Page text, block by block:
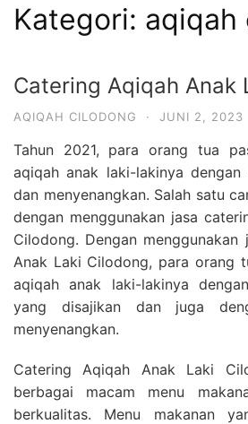
Kategori: aqiqah
Catering Aqiqah Anak
AQIQAH CILODONG · JUNI 2, 2023
Tahun 2021, para orang tua
aqiqah anak laki-lakinya
dan menyenangkan. Salah satu
dengan menggunakan jasa
Cilodong. Dengan
Anak Laki Cilodong, para orang
aqiqah anak laki-lakinya
yang disajikan dan juga
menyenangkan.
Catering Aqiqah Anak Laki
berbagai macam menu
berkualitas. Menu makanan